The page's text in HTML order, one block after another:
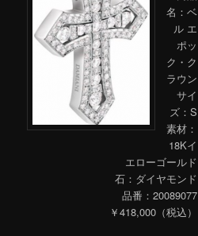
名：ベ
ル エ
ポッ
ク・ク
ラウン
サイ
ズ：S
素材：
18Kイ
エローゴールド
石：ダイヤモンド
品番：20089077
￥418,000（税込）